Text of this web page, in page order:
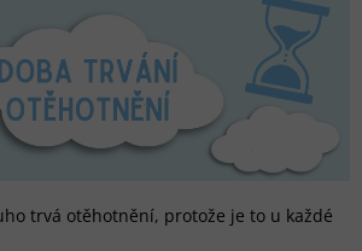
trvá otěhotnění, protože je to u každé